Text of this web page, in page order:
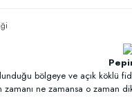
bölgeye ve açık köklü
ne zamansa o zaman